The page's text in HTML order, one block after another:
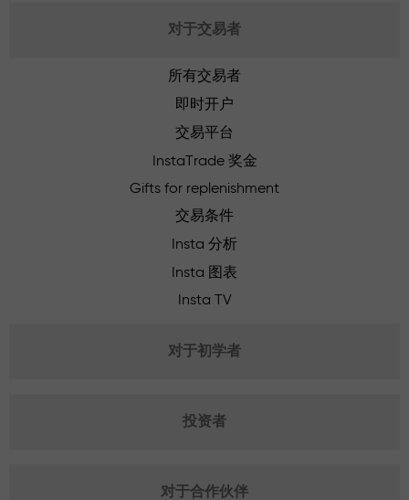
对于交易者
所有交易者
即时开户
交易平台
InstaTrade 奖金
Gifts for replenishment
交易条件
Insta 分析
Insta 图表
Insta TV
对于初学者
投资者
对于合作伙伴